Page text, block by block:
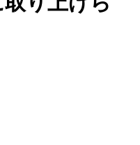
「『ビジネスと人権』ファー